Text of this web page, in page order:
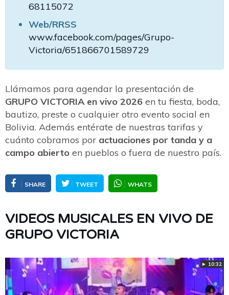
68115072
Web/RRSS
www.facebook.com/pages/Grupo-
Victoria/651866701589729
Llámamos para agendar la presentación de
GRUPO VICTORIA en vivo 2026 en tu fiesta, boda,
bautizo, preste o cualquier otro evento social en
Bolivia. Además entérate de nuestras tarifas y
cuánto cobramos por actuaciones por tanda y a
campo abierto en pueblos o fuera de nuestro país.
SHARE TWEET WHATS
VIDEOS MUSICALES EN VIVO DE
GRUPO VICTORIA
► 10:32